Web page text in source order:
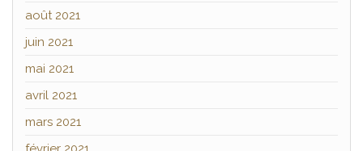
août 2021
juin 2021
mai 2021
avril 2021
mars 2021